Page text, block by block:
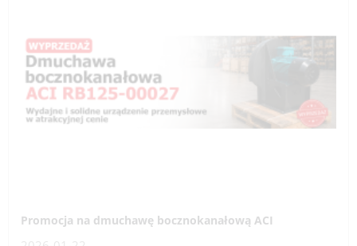
Promocja na dmuchawę bocznokanałową ACI